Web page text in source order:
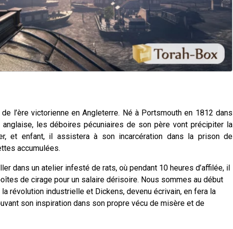
l’ère victorienne en Angleterre. Né à Portsmouth en 1812 dans
les déboires pécuniaires de son père vont précipiter la
et enfant, il assistera à son incarcération dans la prison de
accumulées.
dans un atelier infesté de rats, où pendant 10 heures d’affilée, il
de cirage pour un salaire dérisoire. Nous sommes au début
révolution industrielle et Dickens, devenu écrivain, en fera la
son inspiration dans son propre vécu de misère et de